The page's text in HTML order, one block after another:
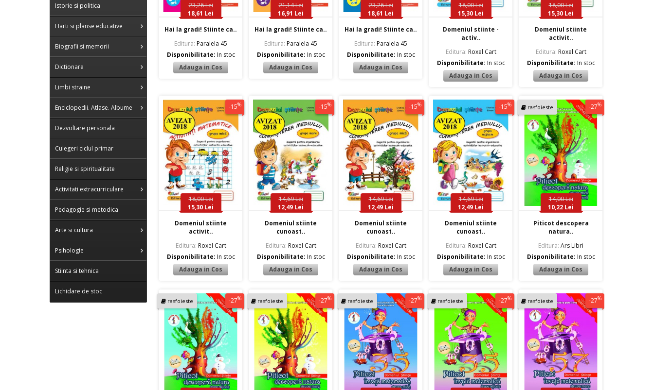
Istorie si politica
Harti si planse educative
Biografii si memorii
Dictionare
Limbi straine
Enciclopedii. Atlase. Albume
Dezvoltare personala
Culegeri ciclul primar
Religie si spiritualitate
Activitati extracurriculare
Pedagogie si metodica
Arte si cultura
Psihologie
Stiinta si tehnica
Lichidare de stoc
23,26 Lei
18,61 Lei
Hai la gradi! Stiinte ca..
Editura: Paralela 45
Disponibilitate: In stoc
21,14 Lei
16,91 Lei
Hai la gradi! Stiinte ca..
Editura: Paralela 45
Disponibilitate: In stoc
23,26 Lei
18,61 Lei
Hai la gradi! Stiinte ca..
Editura: Paralela 45
Disponibilitate: In stoc
18,00 Lei
15,30 Lei
Domeniul stiinte -
activ..
Editura: Roxel Cart
Disponibilitate: In stoc
18,00 Lei
15,30 Lei
Domeniul stiinte
activit..
Editura: Roxel Cart
Disponibilitate: In stoc
-15%
18,00 Lei
15,30 Lei
Domeniul stiinte
activit..
Editura: Roxel Cart
Disponibilitate: In stoc
-15%
14,69 Lei
12,49 Lei
Domeniul stiinte
cunoast..
Editura: Roxel Cart
Disponibilitate: In stoc
-15%
14,69 Lei
12,49 Lei
Domeniul stiinte
cunoast..
Editura: Roxel Cart
Disponibilitate: In stoc
-15%
14,69 Lei
12,49 Lei
Domeniul stiinte
cunoast..
Editura: Roxel Cart
Disponibilitate: In stoc
rasfoieste -27%
14,00 Lei
10,22 Lei
Piticot descopera
natura..
Editura: Ars Libri
Disponibilitate: In stoc
rasfoieste -27% rasfoieste -27% rasfoieste -27% rasfoieste -27% rasfoieste -27%